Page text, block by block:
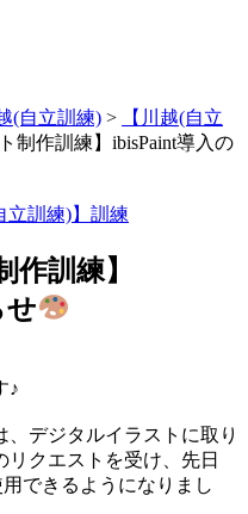
(自立訓練) >
【川越(自立
制作訓練】ibisPaint導入の
立訓練)】訓練
作訓練】
せ
♪
デジタルイラストに取り
クエストを受け、先日
できるようになりまし